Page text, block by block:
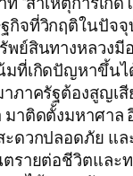
กิจที่วิกฤติในปัจ
พย์สินทางหลวงมี
มที่เกิดปัญหาขึ้น
ภาครัฐต้องสูญเ
าติดตั้งมหาศาล
ดวกปลอดภัย แล
รายต่อชีวิตและ